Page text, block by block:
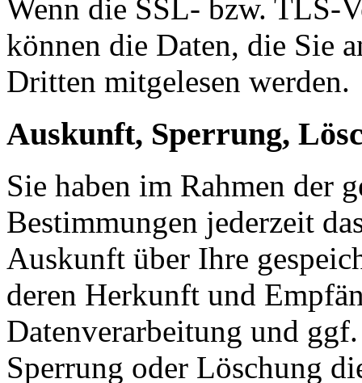
Wenn die SSL- bzw. TLS-
können die Daten, die Sie
Dritten mitgelesen werden.
Auskunft, Sperrung,
Sie haben im Rahmen der
Bestimmungen jederzeit
Auskunft über Ihre
deren Herkunft und
Datenverarbeitung und
Sperrung oder Löschung